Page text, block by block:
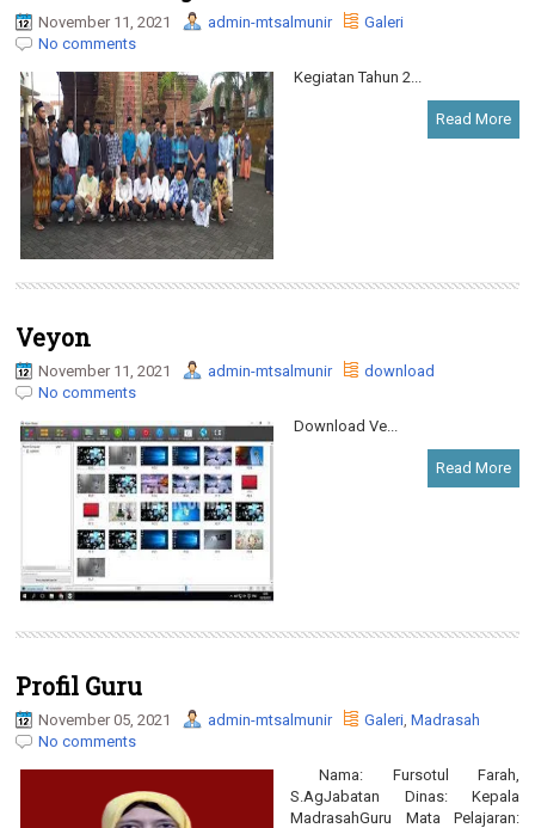
November 11, 2021 admin-mtsalmunir
Galeri
No comments
Kegiatan Tahun 2...
Read More
Veyon
November 11, 2021 admin-mtsalmunir
download
No comments
Download Ve...
Read More
Profil Guru
November 05, 2021 admin-mtsalmunir Galeri ,Madrasah
No comments
Nama: Fursotul Farah,
S.AgJabatan Dinas: Kepala
MadrasahGuru Mata Pelajaran: